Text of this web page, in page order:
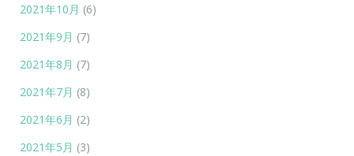
2021年10月 (6)
2021年9月 (7)
2021年8月 (7)
2021年7月 (8)
2021年6月 (2)
2021年5月 (3)